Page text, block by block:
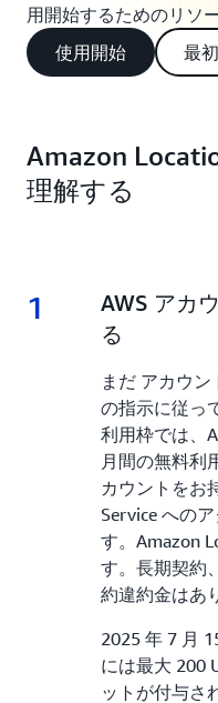
用開始するためのリソ
使用開始
最
Amazon
理解する
1 1.
AWS アカ
る
まだ アカウ
の指示に従っ
利用枠では、
月間の無料利
カウントをお
Service への
す。Amazon
す。長期契約
約違約金はあ
2025 年 7 月
には最大 200
ットが付与さ